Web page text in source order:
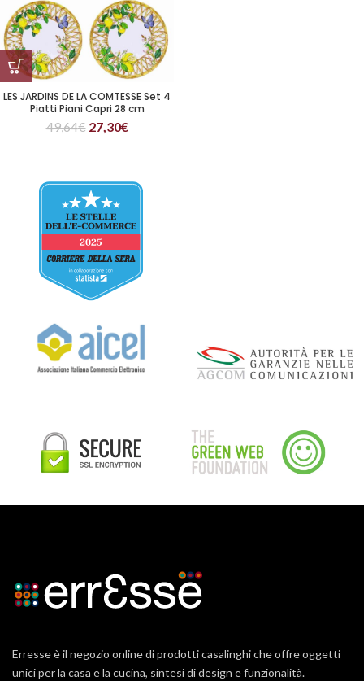
LES JARDINS DE LA COMTESSE Set 4
Piatti Piani Capri 28 cm
49,64€ 27,30€
Erresse è il negozio online di prodotti casalinghi che offre oggetti
unici per la casa e la cucina, sintesi di design e funzionalità.